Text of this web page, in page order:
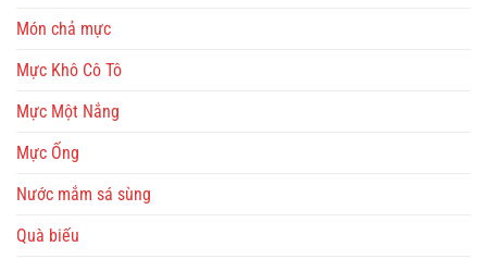
Món chả mực
Mực Khô Cô Tô
Mực Một Nắng
Mực Ống
Nước mắm sá sùng
Quà biếu